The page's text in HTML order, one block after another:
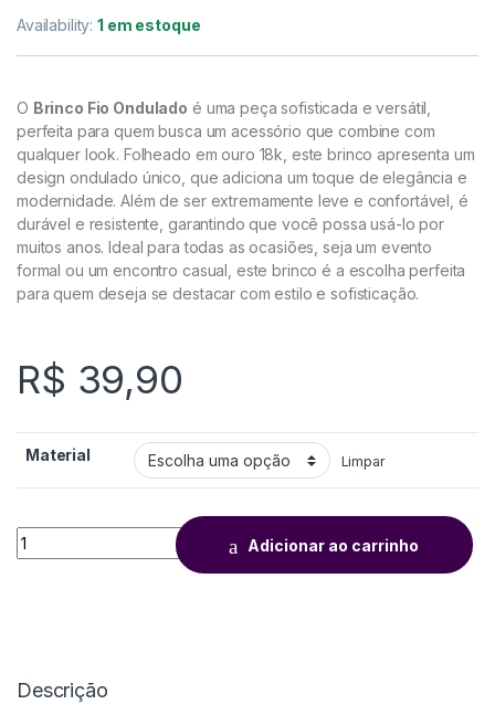
Availability:1 em estoque
O Brinco Fio Ondulado é uma peça sofisticada e versátil,
perfeita para quem busca um acessório que combine com
qualquer look. Folheado em ouro 18k, este brinco apresenta um
design ondulado único, que adiciona um toque de elegância e
modernidade. Além de ser extremamente leve e confortável, é
durável e resistente, garantindo que você possa usá-lo por
muitos anos. Ideal para todas as ocasiões, seja um evento
formal ou um encontro casual, este brinco é a escolha perfeita
para quem deseja se destacar com estilo e sofisticação.
R$ 39,90
Material Limpar
Adicionar ao carrinho
Descrição